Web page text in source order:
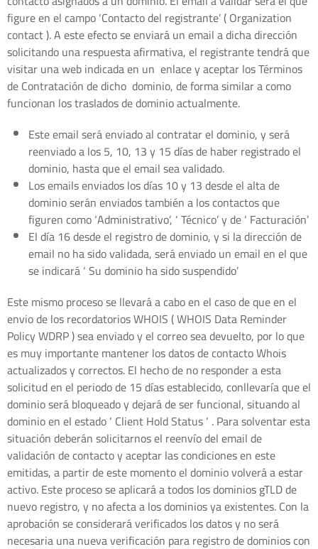
figure en el campo ‘Contacto del registrante’ ( Organization
contact ). A este efecto se enviará un email a dicha dirección
solicitando una respuesta afirmativa, el registrante tendrá que
visitar una web indicada en un enlace y aceptar los Términos
de Contratación de dicho dominio, de forma similar a como
funcionan los traslados de dominio actualmente.
Este email será enviado al contratar el dominio, y será
reenviado a los 5, 10, 13 y 15 días de haber registrado el
dominio, hasta que el email sea validado.
Los emails enviados los días 10 y 13 desde el alta de
dominio serán enviados también a los contactos que
figuren como ‘Administrativo’, ‘ Técnico’ y de ‘ Facturación’
El día 16 desde el registro de dominio, y si la dirección de
email no ha sido validada, será enviado un email en el que
se indicará ‘ Su dominio ha sido suspendido’
Este mismo proceso se llevará a cabo en el caso de que en el
envio de los recordatorios WHOIS ( WHOIS Data Reminder
Policy WDRP ) sea enviado y el correo sea devuelto, por lo que
es muy importante mantener los datos de contacto Whois
actualizados y correctos. El hecho de no responder a esta
solicitud en el periodo de 15 días establecido, conllevaría que el
dominio será bloqueado y dejará de ser funcional, situando al
dominio en el estado ‘ Client Hold Status ‘ . Para solventar esta
situación deberán solicitarnos el reenvío del email de
validación de contacto y aceptar las condiciones en este
emitidas, a partir de este momento el dominio volverá a estar
activo. Este proceso se aplicará a todos los dominios gTLD de
nuevo registro, y no afecta a los dominios ya existentes. Con la
aprobación se considerará verificados los datos y no será
necesaria una nueva verificación para registro de dominios con